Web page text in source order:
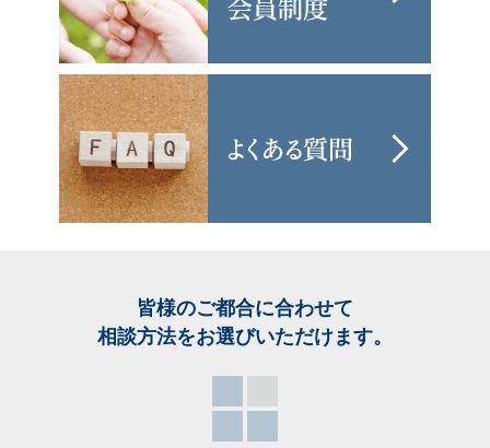
皆様のご都合に合わせて
相談方法をお選びいただけます。